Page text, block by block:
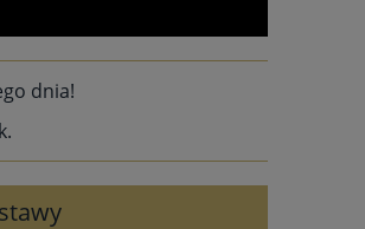
dnia!